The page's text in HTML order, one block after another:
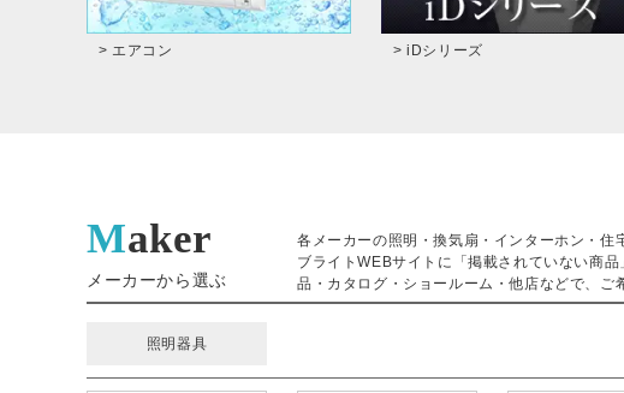
> エアコン > iDシリーズ
Maker
メーカーから選ぶ
各メーカーの照明・換気扇・インターホン・住
ブライトWEBサイトに「掲載されていない商
品・カタログ・ショールーム・他店などで、
照明器具